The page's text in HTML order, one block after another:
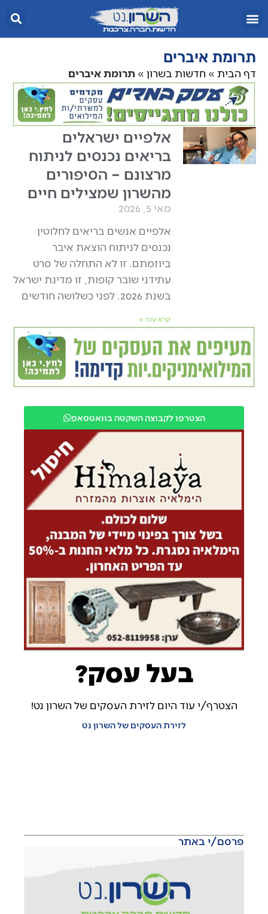
תרומת איברים
דף הבית » חדשות בשרון » תרומת איברים
אלפיים ישראלים
בריאים נכנסים לניתוח
מרצונם – הסיפורים
מהשרון שמצילים חיים
מאי 5, 2026
אלפיים אנשים בריאים לחלוטין
נכנסים לניתוח הוצאת איבר
ביוזמתם. זו לא התחלה של סרט
עתידני שובר קופות, זו מדינת ישראל
בשנת 2026. לפני כשלושה חודשים
קרא עוד »
הצטרפו לקבוצה השקטה בוואטסאפ
בעל עסק?
הצטרף/י עוד היום לזירת העסקים של השרון נט!
לזירת העסקים של השרון נט
פרסם/י באתר